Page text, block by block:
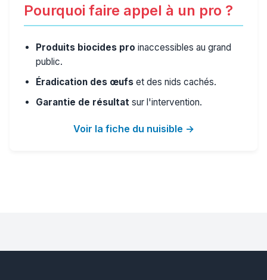
Pourquoi faire appel à un pro ?
Produits biocides pro inaccessibles au grand
public.
Éradication des œufs et des nids cachés.
Garantie de résultat sur l'intervention.
Voir la fiche du nuisible →